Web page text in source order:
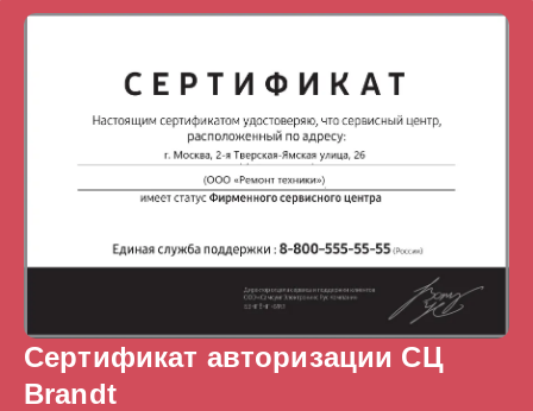
Сертификат авторизации СЦ
Brandt